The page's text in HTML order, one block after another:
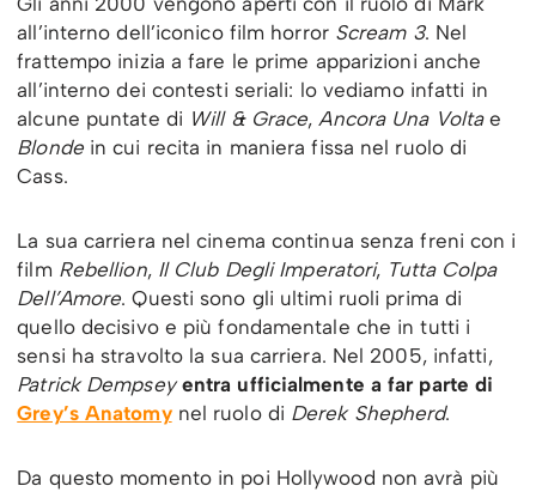
all’interno dell’iconico film horror Scream 3. Nel
frattempo inizia a fare le prime apparizioni anche
all’interno dei contesti seriali: lo vediamo infatti in
alcune puntate di Will & Grace, Ancora Una Voltae
Blondein cui recita in maniera fissa nel ruolo di
Cass.
La sua carriera nel cinema continua senza freni con i
film Rebellion, Il Club Degli Imperatori, Tutta Colpa
Dell’Amore. Questi sono gli ultimi ruoli prima di
quello decisivo e più fondamentale che in tutti i
sensi ha stravolto la sua carriera. Nel 2005, infatti,
Patrick Dempseyentra ufficialmente a far parte di
Grey’s Anatomynel ruolo di Derek Shepherd.
Da questo momento in poi Hollywood non avrà più